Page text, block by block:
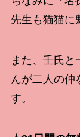
先生も猫猫に
また、壬氏と
んが二人の仲
す。